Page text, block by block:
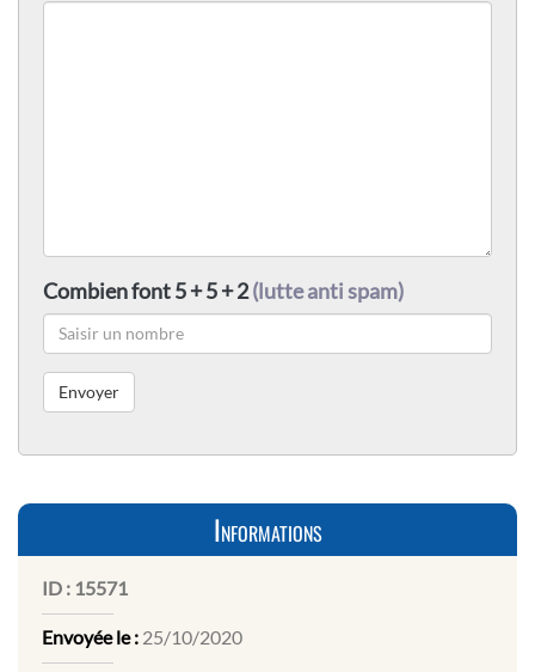
Combien font 5 + 5 + 2(lutte anti spam)
Informations
ID : 15571
Envoyée le : 25/10/2020